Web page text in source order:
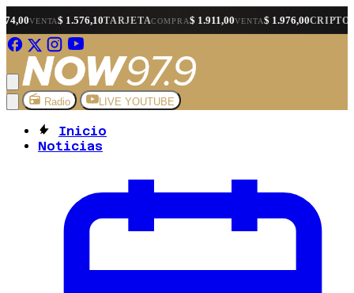
$ 1.576,10TARJETACOMPRA$ 1.911,00VENTA$ 1.976,00CRIPTOCOMPRA$
Radio LIVE YOUTUBE
Inicio
Noticias